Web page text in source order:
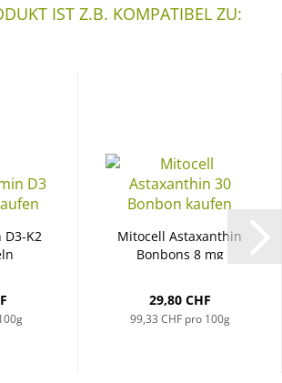
IST Z.B. KOMPATIBEL ZU:
D3-K2
Mitocell Astaxanthin
Bonbons 8 mg
29,80 CHF
99,33 CHF pro 100g